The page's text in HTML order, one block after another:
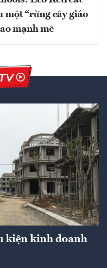
một “rừng cây giáo
mạnh mẽ
kiện kinh doanh